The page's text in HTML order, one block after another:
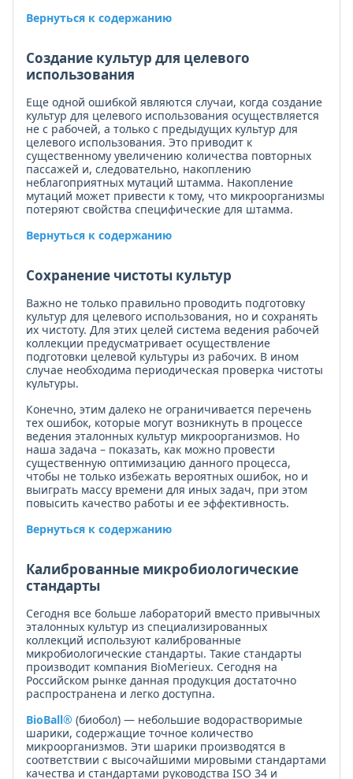
Вернуться к содержанию
Создание культур для целевого
использования
Еще одной ошибкой являются случаи, когда создание
культур для целевого использования осуществляется
не с рабочей, а только с предыдущих культур для
целевого использования. Это приводит к
существенному увеличению количества повторных
пассажей и, следовательно, накоплению
неблагоприятных мутаций штамма. Накопление
мутаций может привести к тому, что микроорганизмы
потеряют свойства специфические для штамма.
Вернуться к содержанию
Сохранение чистоты культур
Важно не только правильно проводить подготовку
культур для целевого использования, но и сохранять
их чистоту. Для этих целей система ведения рабочей
коллекции предусматривает осуществление
подготовки целевой культуры из рабочих. В ином
случае необходима периодическая проверка чистоты
культуры.
Конечно, этим далеко не ограничивается перечень
тех ошибок, которые могут возникнуть в процессе
ведения эталонных культур микроорганизмов. Но
наша задача – показать, как можно провести
существенную оптимизацию данного процесса,
чтобы не только избежать вероятных ошибок, но и
выиграть массу времени для иных задач, при этом
повысить качество работы и ее эффективность.
Вернуться к содержанию
Калиброванные микробиологические
стандарты
Сегодня все больше лабораторий вместо привычных
эталонных культур из специализированных
коллекций используют калиброванные
микробиологические стандарты. Такие стандарты
производит компания BioMerieux. Сегодня на
Российском рынке данная продукция достаточно
распространена и легко доступна.
BioBall® (биобол) — небольшие водорастворимые
шарики, содержащие точное количество
микроорганизмов. Эти шарики производятся в
соответствии с высочайшими мировыми стандартами
качества и стандартами руководства ISO 34 и